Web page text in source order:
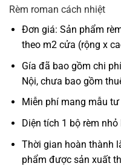
550.000 ₫.
là:
Rèm roman cách nhiệt
Đơn giá: Sản phẩm
theo m2 cửa (rộng x
Gía đã bao gồm chi
Nội, chưa bao gồm
Miễn phí mang mẫu
Diện tích 1 bộ rèm
Thời gian hoàn thành
phẩm được sản xuất